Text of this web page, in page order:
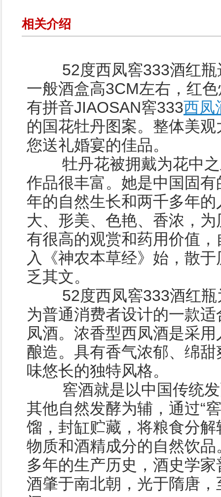
相关介绍
52度西凤窖333酒红瓶
一般酒盒高3CM左右，红
有拼音JIAOSAN窖333西凤
的国花牡丹图案。整体美
您送礼婚宴的佳品。
牡丹花被拥戴为花中之
作品很丰富。她是中国固
年的自然生长和两千多年
大、形美、色艳、香浓，
有很高的观赏和药用价值
入《神农本草经》始，散
乏其文。
52度西凤窖333酒红瓶
为普通消费者设计的一款
凤酒。浓香型西凤酒是采
酿造。具有香气浓郁、绵
味悠长的独特风格。
窖酒就是以中国传统发
其他自然发酵为辅，通过“
馏，封缸贮藏，将粮食分
物质和酒精成分的自然饮
多年的生产历史，酒史学
酒肇于南北朝，光于隋唐